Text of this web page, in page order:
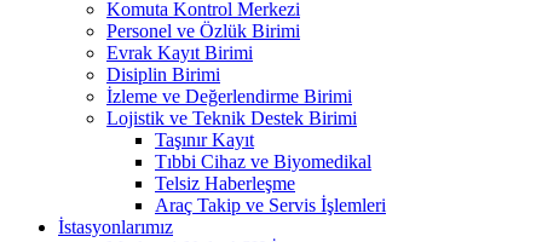
Komuta Kontrol Merkezi
Personel ve Özlük Birimi
Evrak Kayıt Birimi
Disiplin Birimi
İzleme ve Değerlendirme Birimi
Lojistik ve Teknik Destek Birimi
Taşınır Kayıt
Tıbbi Cihaz ve Biyomedikal
Telsiz Haberleşme
Araç Takip ve Servis İşlemleri
İstasyonlarımız